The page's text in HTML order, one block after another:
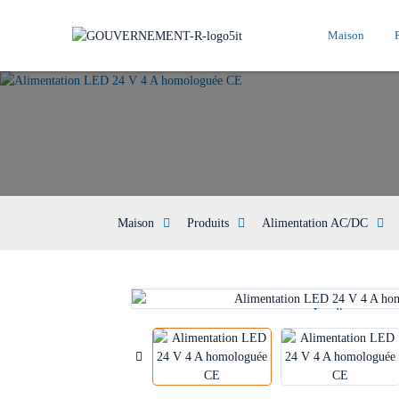
Maison
Maison Produits Alimentation AC/DC
Loading...
Loading...